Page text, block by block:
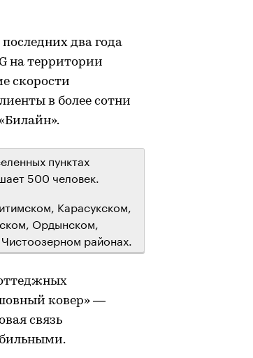
два года
на территории
скорости
в более сотни
пунктах
500 человек.
Карасукском,
Ордынском,
районах.
ковер» —
связь